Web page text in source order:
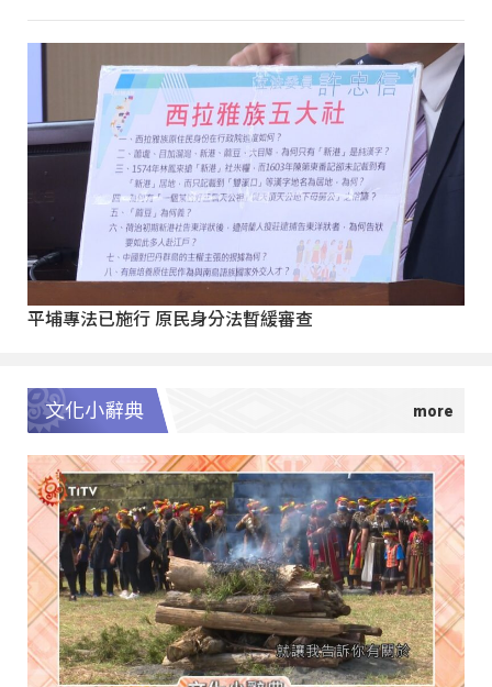
平埔專法已施行 原民身分法暫緩審查
文化小辭典